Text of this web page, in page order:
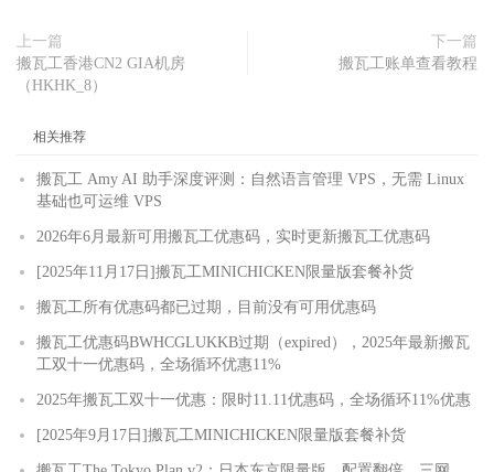
上一篇
搬瓦工香港CN2 GIA机房
（HKHK_8）
下一篇
搬瓦工账单查看教程
相关推荐
搬瓦工 Amy AI 助手深度评测：自然语言管理 VPS，无需 Linux
基础也可运维 VPS
2026年6月最新可用搬瓦工优惠码，实时更新搬瓦工优惠码
[2025年11月17日]搬瓦工MINICHICKEN限量版套餐补货
搬瓦工所有优惠码都已过期，目前没有可用优惠码
搬瓦工优惠码BWHCGLUKKB过期（expired），2025年最新搬瓦
工双十一优惠码，全场循环优惠11%
2025年搬瓦工双十一优惠：限时11.11优惠码，全场循环11%优惠
[2025年9月17日]搬瓦工MINICHICKEN限量版套餐补货